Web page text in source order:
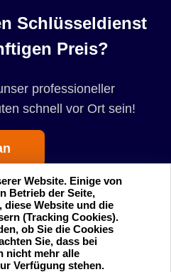
Schlüsseldienst
Preis?
professioneller
schnell vor Ort sein!
Einsatzgebiete
Website. Einige von
Betrieb der Seite,
diese Website und die
(Tracking Cookies).
ob Sie die Cookies
Sie, dass bei
nicht mehr alle
Verfügung stehen.